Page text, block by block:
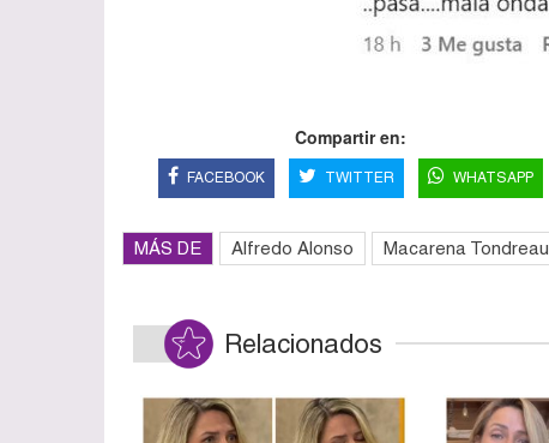
Compartir en:
FACEBOOK TWITTER WHATSAPP
MÁS DE Alfredo Alonso Macarena Tondreau
Relacionados